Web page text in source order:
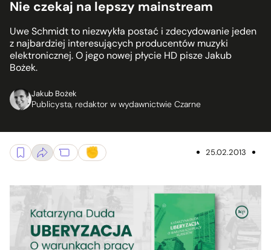
Nie czekaj na lepszy mainstream
Uwe Schmidt to niezwykła postać i zdecydowanie jeden
z najbardziej interesujących producentów muzyki
elektronicznej. O jego nowej płycie HD pisze Jakub
Bożek.
Jakub Bożek
Publicysta, redaktor w wydawnictwie Czarne
25.02.2013